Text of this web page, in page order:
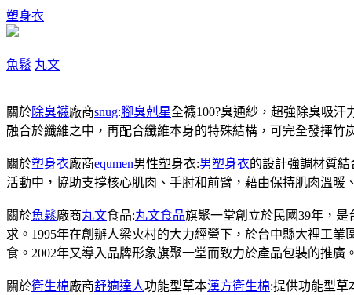
塑身衣
魚鬆 丸文
關於除臭襪廠商snug:腳臭剋星全襪100?臭通紗，超強除臭吸
融合於纖維之中，再配合纖維本身的特殊結構，可完全發揮
關於塑身衣廠商equmen男性塑身衣:男塑身衣的設計強調材質
活動中，協助支撐核心肌肉、手肘和前臂，藉由保持肌肉溫暖
關於魚鬆廠商丸文食品:丸文食品旗聚一堂創立於民國39年，
求。1995年在創辦人梁火村的大力經營下，於台中縣大裡工
食。2002年又導入品牌形象旗聚一堂而致力於產品包裝的推廣。
關於衛生棉廠商舒適達人功能型草本漢方衛生棉:提供功能型草